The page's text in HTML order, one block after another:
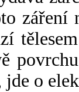
záření
jde o